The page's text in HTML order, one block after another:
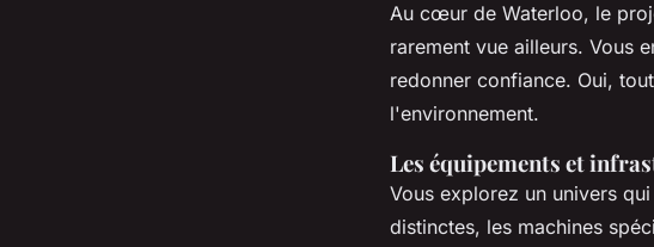
Au cœur de Waterloo, le
rarement vue ailleurs. Vous
redonner confiance. Oui,
l'environnement.
Les équipements et
Vous explorez un univers
distinctes, les machines